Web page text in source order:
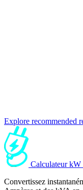
Explore recommended
Calculateur kW
Convertissez